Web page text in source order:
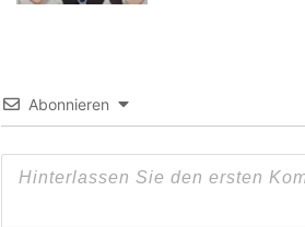
Abonnieren